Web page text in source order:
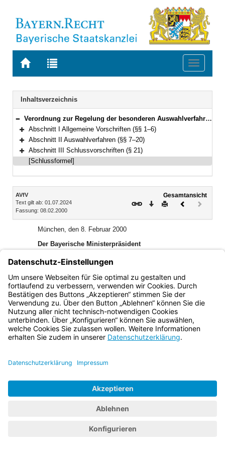
Zur
BAYERN.RECHT
Zur
letzten
Suche
Toggle
Navigation
Inhaltsverzeichnis
Bereich reduzieren
Verordnung zur Regelung der besonderen Auswahlverfahren für den Einstieg in der zweiten und dritten Qualifikationsebene im nichttechnischen Bereich der Leistungslaufbahn (Auswahlverfahrensordnung – AVfV) Vom 8. Februar 2000 (GVBl S. 48) BayRS 2038-3-1-2-F (§§ 1–21)
Bereich erweitern
Abschnitt I Allgemeine Vorschriften (§§ 1–6)
Bereich erweitern
Abschnitt II Auswahlverfahren (§§ 7–20)
Bereich erweitern
Abschnitt III Schlussvorschriften (§ 21)
[Schlussformel]
Inhalt
AVfV
Text gilt ab: 01.07.2024
Fassung: 08.02.2000
Gesamtansicht
Download
DruckenVorheriges
(inaktiv)
München, den 8. Februar 2000
Der Bayerische Ministerpräsident
Dr. Edmund Stoiber
Bayern.de
BayernPortal
Datenschutz
Impressum
Hilfe
Kontakt
SchriftgrößeKontrastwechsel